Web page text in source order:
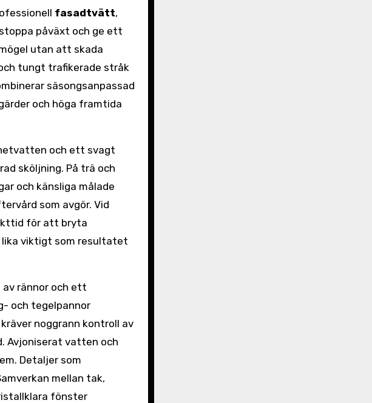
fasadtvätt,
påväxt och ge ett
utan att skada
tungt trafikerade stråk
säsongsanpassad
och höga framtida
och ett svagt
sköljning. På trä och
och känsliga målade
som avgör. Vid
för att bryta
viktigt som resultatet
av rännor och ett
och tegelpannor
noggrann kontroll av
Avjoniserat vatten och
Detaljer som
mellan tak,
fönster